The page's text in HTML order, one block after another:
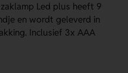
Led plus heeft 9
en wordt geleverd in
Inclusief 3x AAA
Doos, Torch back of